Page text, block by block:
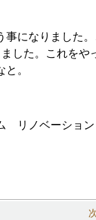
になりました
した。これをや
。